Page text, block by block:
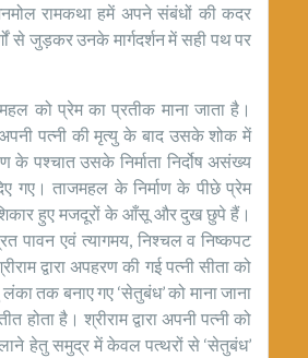
रामकथा हमें अपने संबंधों की कदर
से जुड़कर उनके मार्गदर्शन में सही पथ पर
को प्रेम का प्रतीक माना जाता है।
अपनी पत्नी की मृत्यु के बाद उसके शोक में
के पश्चात उसके निर्माता निर्दोष असंख्य
गए। ताजमहल के निर्माण के पीछे प्रेम
शिकार हुए मजदूरों के आँसू और दुख छुपे हैं।
पावन एवं त्यागमय, निश्चल व निष्कपट
द्वारा अपहरण की गई पत्नी सीता को
तक बनाए गए ‘सेतुबंध’ को माना जाना
होता है। श्रीराम द्वारा अपनी पत्नी को
लाने हेतु समुद्र में केवल पत्थरों से ‘सेतुबंध’